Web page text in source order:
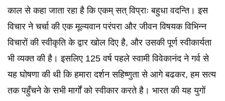
काल से कहा जाता रहा है कि एकम् सत् विप्राः बहुधा वदन्ति। इस
विचार ने चर्चा की एक मूल्यवान परंपरा और जीवन विषयक विभिन्न
विचारों की स्वीकृति के द्वार खोल दिए है, और उसकी पूर्ण स्वीकार्यता
भी व्यक्त की है। इसलिए 125 वर्ष पहले स्वामी विवेकानंद ने गर्व से
यह घोषणा की थी कि हमारा दर्शन सहिष्णुता से आगे बढकर, हम सत्य
तक पहुँचने के सभी मार्गों को स्वीकार करते है। भारत की यह युगों